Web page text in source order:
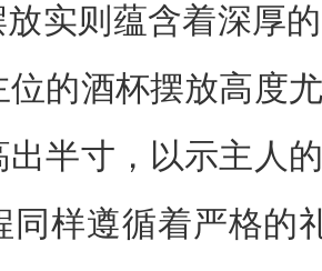
实则蕴含着深厚
位的酒杯摆放高度
出半寸，以示主人
同样遵循着严格的